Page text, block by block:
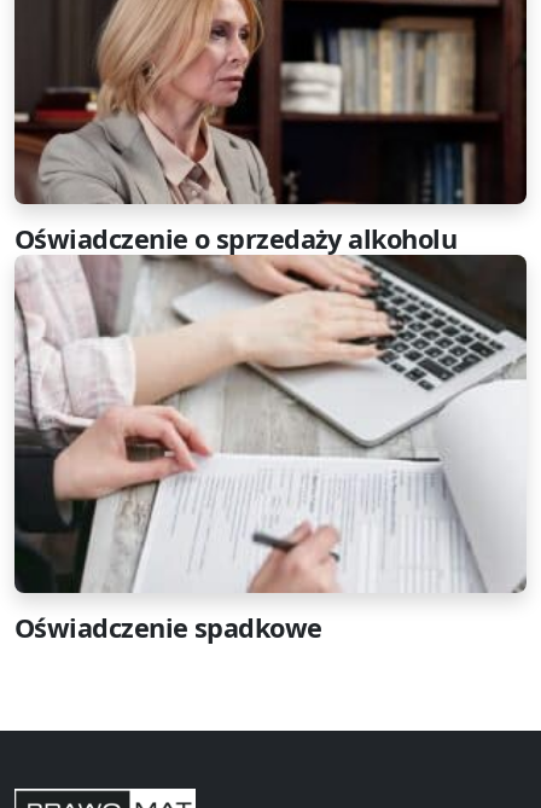
Oświadczenie o sprzedaży alkoholu
Oświadczenie spadkowe